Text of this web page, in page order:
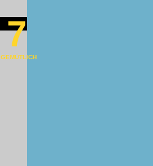
7
GEMÜTLICH